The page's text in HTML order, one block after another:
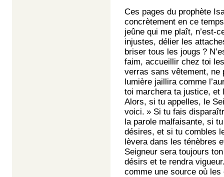
Ces pages du prophète
concrètement en ce
jeûne qui me plaît, n’est-
injustes, délier les
briser tous les jougs ?
faim, accueillir chez toi
verras sans vêtement, ne
lumière jaillira comme
toi marchera ta justice, et
Alors, si tu appelles, le
voici. » Si tu fais
la parole malfaisante, si
désires, et si tu combles
lèvera dans les ténèbres
Seigneur sera toujours
désirs et te rendra
comme une source où